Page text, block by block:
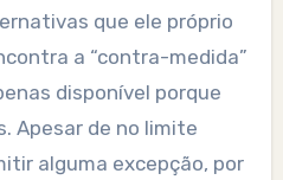
que ele próprio
a “contra-medida”
disponível porque
Apesar de no limite
alguma excepção, por